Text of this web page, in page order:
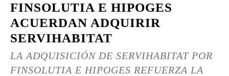
FINSOLUTIA E HIPOGES
ACUERDAN ADQUIRIR
SERVIHABITAT
LA ADQUISICIÓN DE SERVIHABITAT POR
FINSOLUTIA E HIPOGES REFUERZA LA